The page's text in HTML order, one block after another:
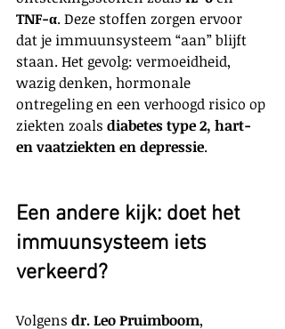
TNF-α. Deze stoffen zorgen ervoor
dat je immuunsysteem “aan” blijft
staan. Het gevolg: vermoeidheid,
wazig denken, hormonale
ontregeling en een verhoogd risico op
ziekten zoals diabetes type 2, hart-
en vaatziekten en depressie.
Een andere kijk: doet het
immuunsysteem iets
verkeerd?
Volgens dr. Leo Pruimboom,